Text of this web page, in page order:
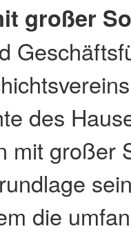
großer
des
mit großer
die